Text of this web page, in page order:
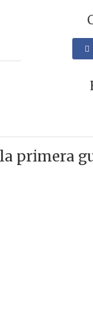
la primera